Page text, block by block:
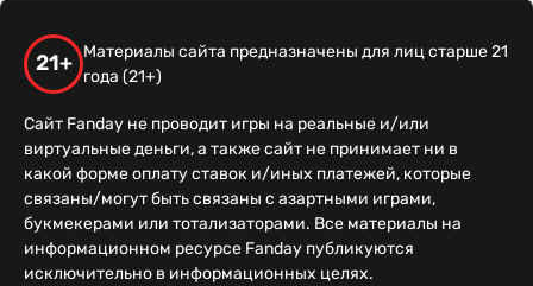
21+
Материалы сайта предназначены для лиц старше 21
года (21+)
Сайт Fanday не проводит игры на реальные и/или
виртуальные деньги, а также сайт не принимает ни в
какой форме оплату ставок и/иных платежей, которые
связаны/могут быть связаны с азартными играми,
букмекерами или тотализаторами. Все материалы на
информационном ресурсе Fanday публикуются
исключительно в информационных целях.